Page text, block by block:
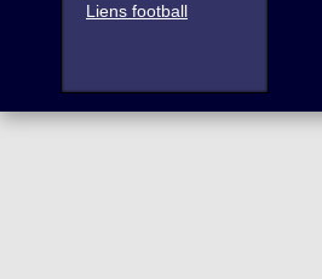
Liens football